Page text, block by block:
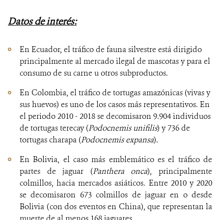
Datos de interés:
En Ecuador, el tráfico de fauna silvestre está dirigido
principalmente al mercado ilegal de mascotas y para el
consumo de su carne u otros subproductos.
En Colombia, el tráfico de tortugas amazónicas (vivas y
sus huevos) es uno de los casos más representativos. En
el periodo 2010 - 2018 se decomisaron 9.904 individuos
de tortugas terecay (Podocnemis unifilis) y 736 de
tortugas charapa (Podocnemis expansa).
En Bolivia, el caso más emblemático es el tráfico de
partes de jaguar (Panthera onca), principalmente
colmillos, hacia mercados asiáticos. Entre 2010 y 2020
se decomisaron 673 colmillos de jaguar en o desde
Bolivia (con dos eventos en China), que representan la